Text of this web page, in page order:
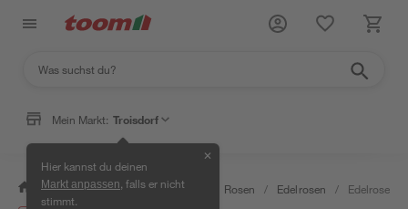
Mein Markt: Troisdorf
Hier kannst du deinen
Markt anpassen , falls er nicht
stimmt.
✕
/ Garten & Freizeit / Pflanzen Rosen / Edelrosen / Edelrose